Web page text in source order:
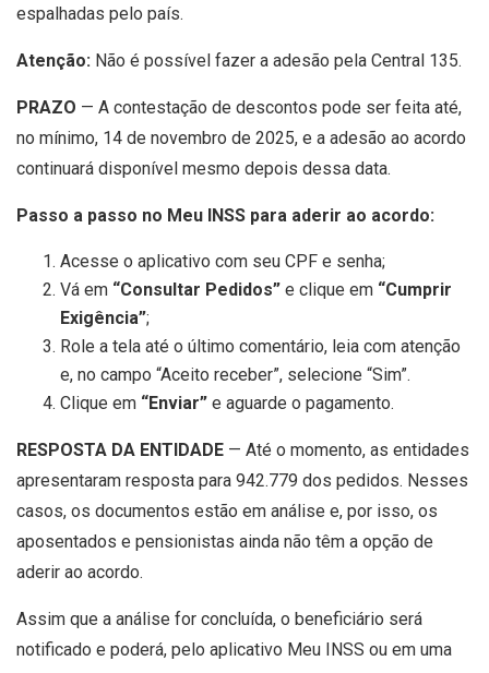
espalhadas pelo país.
Atenção: Não é possível fazer a adesão pela Central 135.
PRAZO — A contestação de descontos pode ser feita até,
no mínimo, 14 de novembro de 2025, e a adesão ao acordo
continuará disponível mesmo depois dessa data.
Passo a passo no Meu INSS para aderir ao acordo:
Acesse o aplicativo com seu CPF e senha;
Vá em “Consultar Pedidos” e clique em “Cumprir
Exigência”;
Role a tela até o último comentário, leia com atenção
e, no campo “Aceito receber”, selecione “Sim”.
Clique em “Enviar” e aguarde o pagamento.
RESPOSTA DA ENTIDADE — Até o momento, as entidades
apresentaram resposta para 942.779 dos pedidos. Nesses
casos, os documentos estão em análise e, por isso, os
aposentados e pensionistas ainda não têm a opção de
aderir ao acordo.
Assim que a análise for concluída, o beneficiário será
notificado e poderá, pelo aplicativo Meu INSS ou em uma